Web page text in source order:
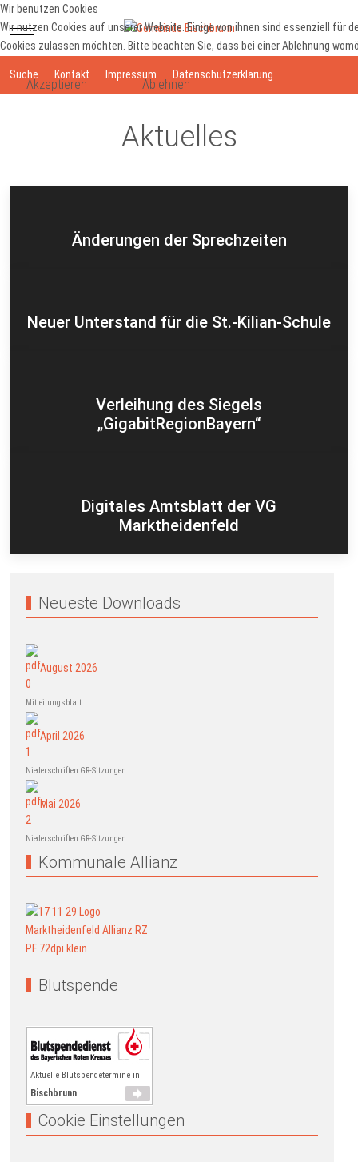
Mobile Menu Toggle
Suche Kontakt Impressum Datenschutzerklärung
Aktuelles
Änderungen der Sprechzeiten
Neuer Unterstand für die St.-Kilian-Schule
Verleihung des Siegels
„GigabitRegionBayern“
Digitales Amtsblatt der VG
Marktheidenfeld
Neueste Downloads
August 2026
Mitteilungsblatt
April 2026
Niederschriften GR-Sitzungen
Mai 2026
Niederschriften GR-Sitzungen
Kommunale Allianz
Blutspende
Aktuelle Blutspendetermine in
Bischbrunn
Cookie Einstellungen
Wir benutzen Cookies
Wir nutzen Cookies auf unserer Website. Einige von ihnen sind essenziell für
Cookies zulassen möchten. Bitte beachten Sie, dass bei einer Ablehnung
Akzeptieren Ablehnen